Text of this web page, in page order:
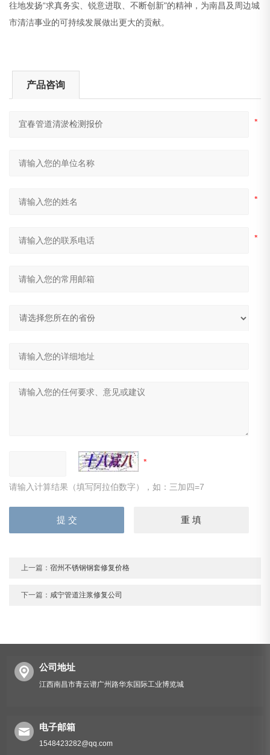
往地发扬“求真务实、锐意进取、不断创新"的精神，为南昌及周边城
市清洁事业的可持续发展做出更大的贡献。
产品咨询
请输入计算结果（填写阿拉伯数字），如：三加四=7
上一篇：宿州不锈钢钢套修复价格
下一篇： 咸宁管道注浆修复公司
公司地址
江西南昌市青云谱广州路华东国际工业博览城
电子邮箱
1548423282@qq.com